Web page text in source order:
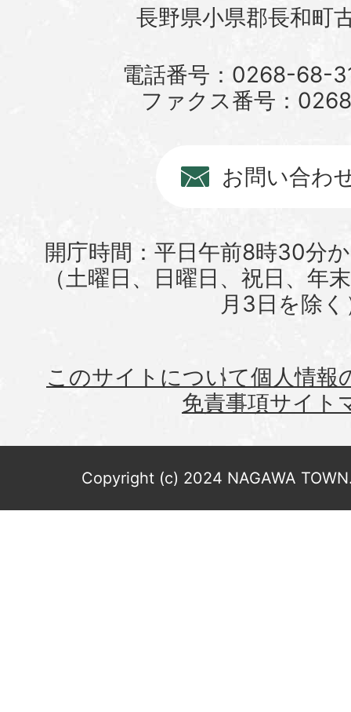
長野県小県郡長和町
電話番号：0268-68-
ファクス番号：
お問い合わ
開庁時間：平日午前8時30分
（土曜日、日曜日、祝日、年
月3日を除く
このサイトについて個人情報
免責事項サイト
Copyright (c) 2024 NAGAWA